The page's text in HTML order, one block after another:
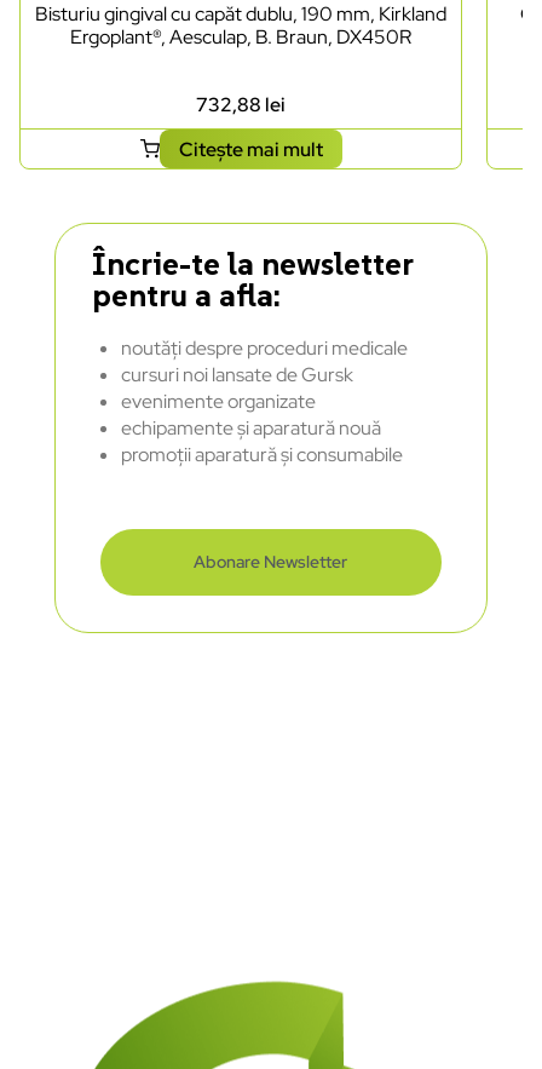
Bisturiu gingival cu capăt dublu, 190 mm, Kirkland
Ergoplant®, Aesculap, B. Braun, DX450R
732,88 lei
Citește mai mult
Încrie-te la newsletter
pentru a afla:
noutăți despre proceduri medicale
cursuri noi lansate de Gursk
evenimente organizate
echipamente și aparatură nouă
promoții aparatură și consumabile
Abonare Newsletter